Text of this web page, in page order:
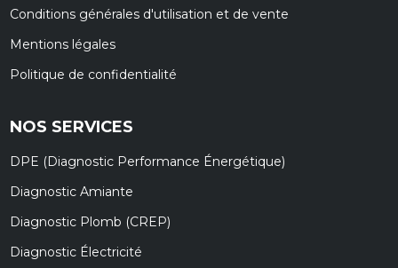
Conditions générales d'utilisation et de vente
Mentions légales
Politique de confidentialité
NOS SERVICES
DPE (Diagnostic Performance Énergétique)
Diagnostic Amiante
Diagnostic Plomb (CREP)
Diagnostic Électricité